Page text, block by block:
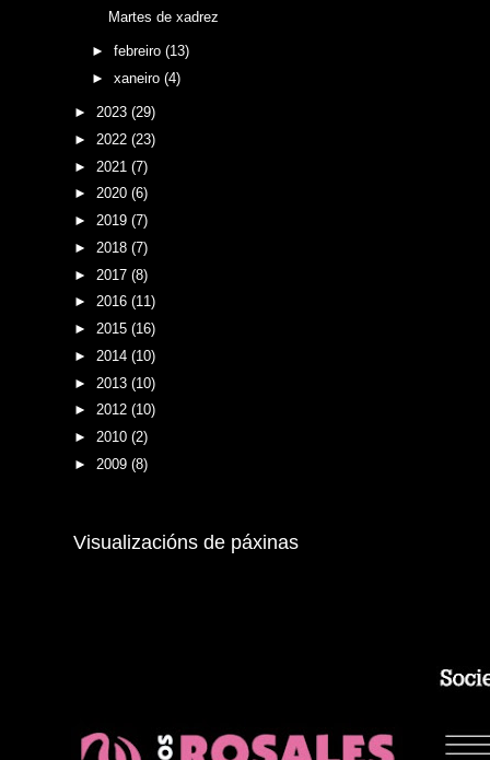
Martes de xadrez
► febreiro (13)
► xaneiro (4)
► 2023 (29)
► 2022 (23)
► 2021 (7)
► 2020 (6)
► 2019 (7)
► 2018 (7)
► 2017 (8)
► 2016 (11)
► 2015 (16)
► 2014 (10)
► 2013 (10)
► 2012 (10)
► 2010 (2)
► 2009 (8)
Visualizacións de páxinas